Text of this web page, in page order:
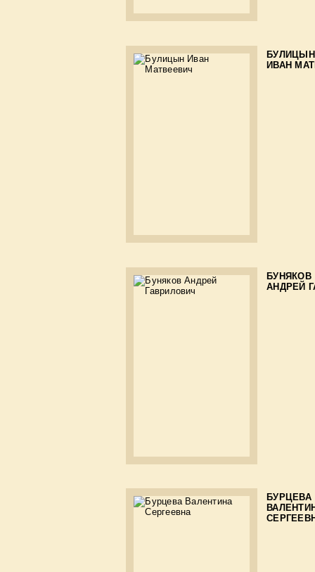
БУЛИЦЫН
ИВАН
БУНЯКОВ
АНДРЕЙ
БУРЦЕВА